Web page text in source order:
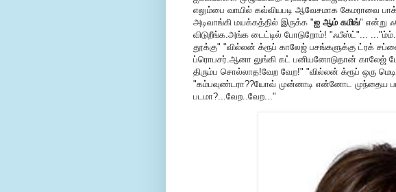
எலும்பை வாயில் கவ்வியபடி ஆவேசமாக கேமராவை
அடிவாங்கி மயக்கத்தில் இருக்க "ஐ ஆம் கமிங்" என்று
விடுறீங்க.அங்க டைட்டில் போடுறோம்! "ஃபீஸ்ட்"...
தூக்கு" "வில்லன் க்ரூப் காலேஜ் பசங்களுக்கு ட்ரக்
ப்ரொபசர்.ஆனா லுங்கி கட் பனியனோடுதான்
திரும்ப சொல்லாத!வேற வேற!" "வில்லன் க்ரூப் ஒரு
"கம்பவுண்டரா??யோவ் முன்னாடி என்னோட
படமா?...வேற..வேற..."